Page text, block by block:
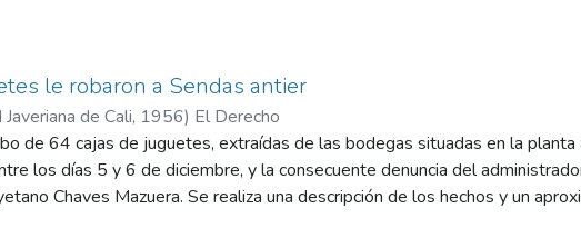
le robaron a Sendas antier
de Cali, 1956) El Derecho
de 64 cajas de juguetes, extraídas de las bodegas situadas en la
los días 5 y 6 de diciembre, y la consecuente denuncia del
Chaves Mazuera. Se realiza una descripción de los hechos y un
las 64 cajas, destinados a ser repartidos como"aguinaldos" entre los niños